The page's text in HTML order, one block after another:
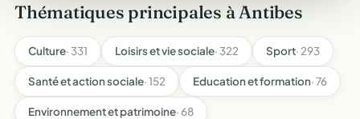
Thématiques principales à Antibes
Culture· 331 Loisirs et vie sociale· 322 Sport· 293
Santé et action sociale· 152 Education et formation· 76
Environnement et patrimoine· 68